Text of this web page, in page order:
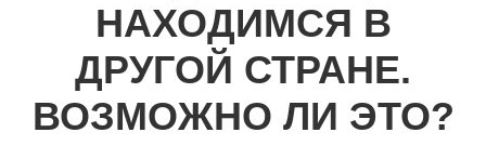
НАХОДИМСЯ В
ДРУГОЙ СТРАНЕ.
ВОЗМОЖНО ЛИ ЭТО?